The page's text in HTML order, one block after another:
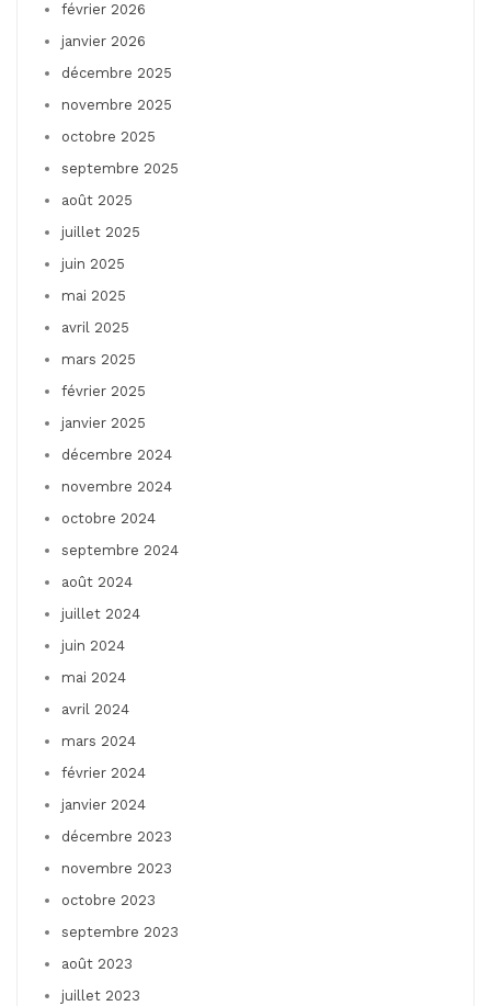
février 2026
janvier 2026
décembre 2025
novembre 2025
octobre 2025
septembre 2025
août 2025
juillet 2025
juin 2025
mai 2025
avril 2025
mars 2025
février 2025
janvier 2025
décembre 2024
novembre 2024
octobre 2024
septembre 2024
août 2024
juillet 2024
juin 2024
mai 2024
avril 2024
mars 2024
février 2024
janvier 2024
décembre 2023
novembre 2023
octobre 2023
septembre 2023
août 2023
juillet 2023